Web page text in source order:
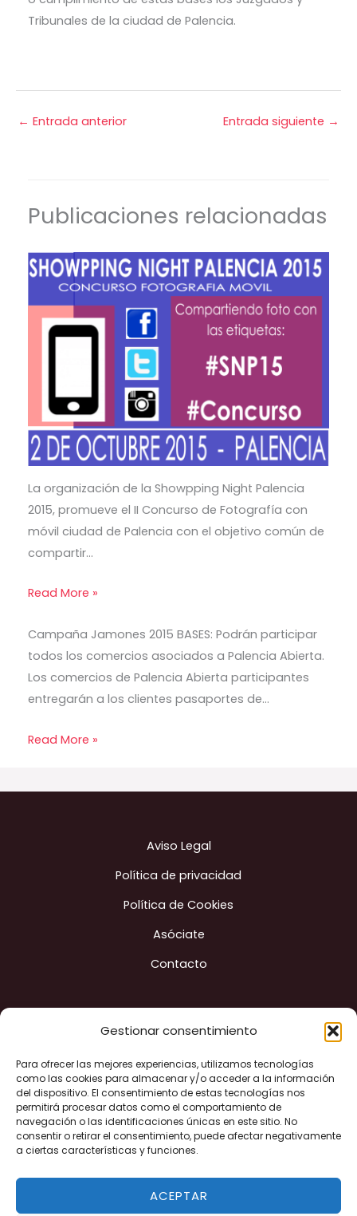
Gestionar consentimiento
Para ofrecer las mejores experiencias, utilizamos tecnologías
como las cookies para almacenar y/o acceder a la información
del dispositivo. El consentimiento de estas tecnologías nos
permitirá procesar datos como el comportamiento de
navegación o las identificaciones únicas en este sitio. No
consentir o retirar el consentimiento, puede afectar negativamente
a ciertas características y funciones.
ACEPTAR
Tribunales de la ciudad de Palencia.
← Entrada anterior Entrada siguiente →
Publicaciones relacionadas
La organización de la Showpping Night Palencia
2015, promueve el II Concurso de Fotografía con
móvil ciudad de Palencia con el objetivo común de
compartir…
Read More »
Campaña Jamones 2015 BASES: Podrán participar
todos los comercios asociados a Palencia Abierta.
Los comercios de Palencia Abierta participantes
entregarán a los clientes pasaportes de…
Read More »
Aviso Legal
Política de privacidad
Política de Cookies
Asóciate
Contacto
Construyendo ciudad
"Financiado por la Unión Europea - Next Generation EU"